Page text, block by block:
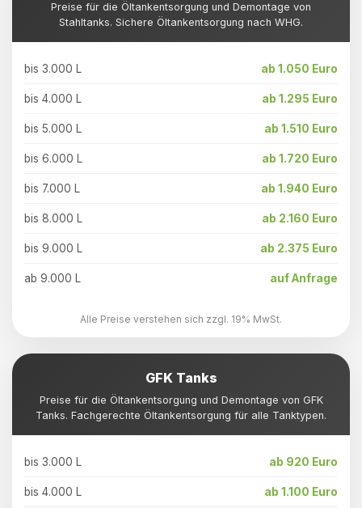
Preise für die Öltankentsorgung und Demontage von
Stahltanks. Sichere Öltankentsorgung nach WHG.
bis 3.000 L ab 1.050 Euro
bis 4.000 L ab 1.295 Euro
bis 5.000 L ab 1.510 Euro
bis 6.000 L ab 1.720 Euro
bis 7.000 L ab 1.940 Euro
bis 8.000 L ab 2.160 Euro
bis 9.000 L ab 2.375 Euro
ab 9.000 L auf Anfrage
Alle Preise verstehen sich zzgl. 19% MwSt.
GFK Tanks
Preise für die Öltankentsorgung und Demontage von GFK
Tanks. Fachgerechte Öltankentsorgung für alle Tanktypen.
bis 3.000 L ab 920 Euro
bis 4.000 L ab 1.100 Euro